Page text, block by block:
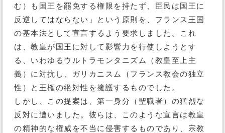
む）も国王を罷免する権限を持たず、臣民は国王に
反逆してはならない」という原則を、フランス王国
の基本法として宣言するよう要求しました。これ
は、教皇が国王に対して影響力を行使しようとす
る、いわゆるウルトラモンタニズム（教皇至上主
義）に対抗し、ガリカニスム（フランス教会の独立
性）と王権の絶対性を擁護するものでした。
しかし、この提案は、第一身分（聖職者）の猛烈な
反対に遭いました。彼らは、このような宣言は教皇
の精神的な権威を不当に侵害するものであり、宗教